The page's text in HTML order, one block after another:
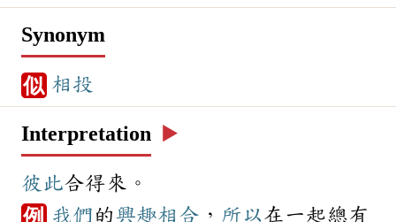
Synonym
似 相投
Interpretation ▶️
彼此合得來。
例 我們 的興趣相合 ， 所以在一起總有